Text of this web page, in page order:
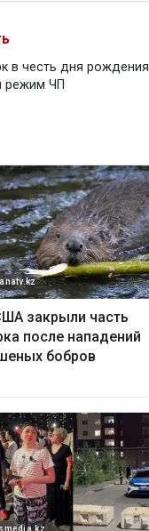
в честь дня рождения
режим ЧП